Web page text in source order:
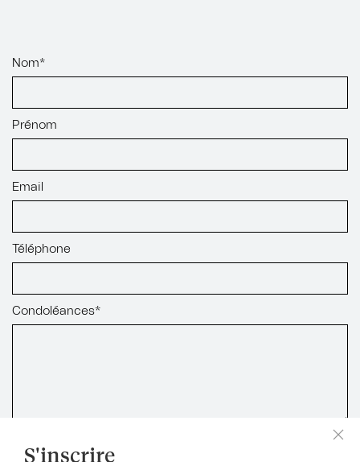
Nom*
Prénom
Email
Téléphone
Condoléances*
S'inscrire